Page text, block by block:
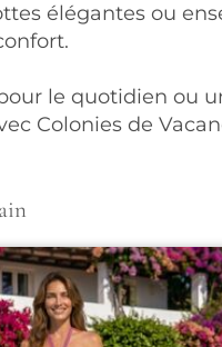
élégantes ou
le quotidien ou
Colonies de